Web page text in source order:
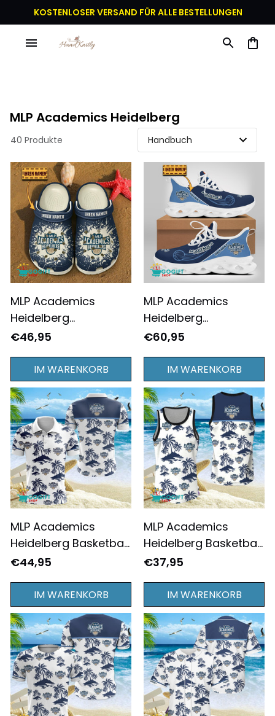
KOSTENLOSER VERSAND FÜR ALLE BESTELLUNGEN
MLP Academics Heidelberg
40 Produkte
MLP Academics
Heidelberg
Individueller Name
€46,95
IM WARENKORB
MLP Academics
Heidelberg
Sonderausgabe
Max Soul Schuhe
Turnschuhe
€60,95
IM WARENKORB
MLP Academics
Heidelberg Basketball
Bundesliga Teamlogo
Polo Hemd
€44,95
IM WARENKORB
MLP Academics
Heidelberg Basketball
Bundesliga Teamlogo
Flex Tanktop
€37,95
IM WARENKORB